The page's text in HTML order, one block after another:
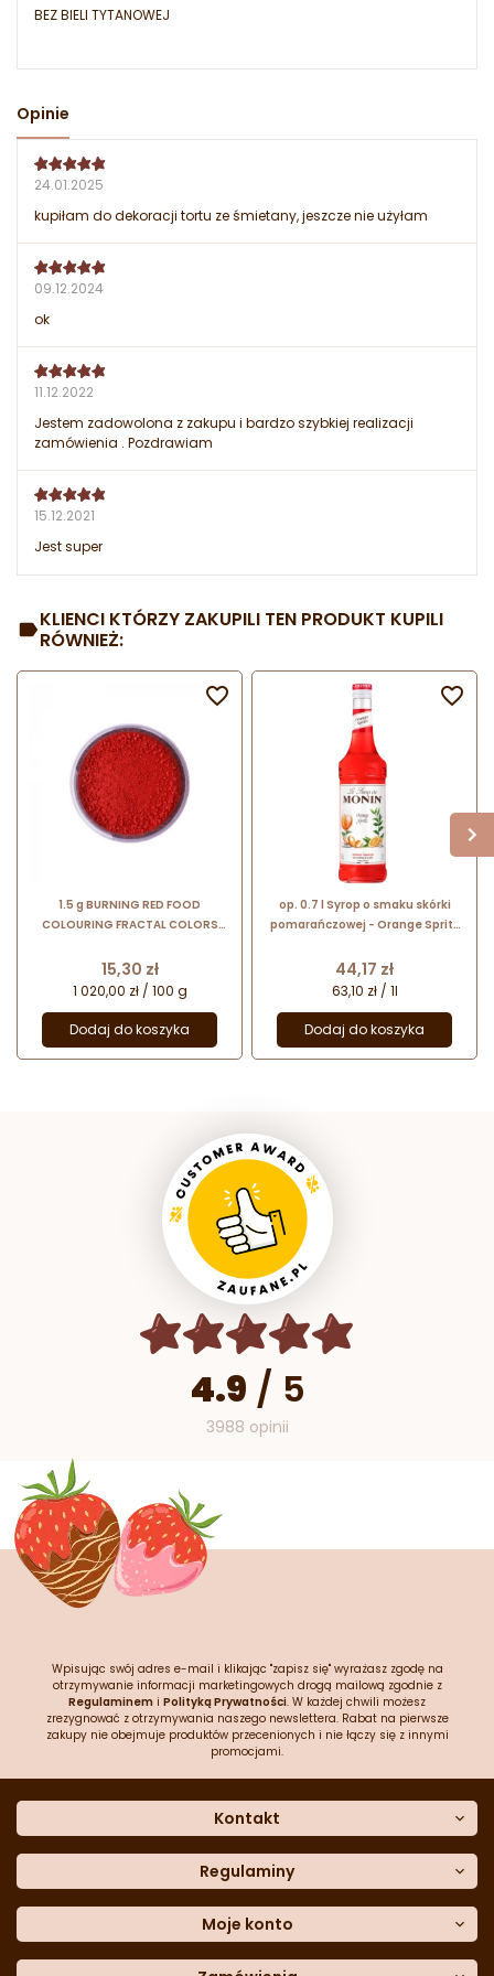
BEZ BIELI TYTANOWEJ
Opinie
24.01.2025
kupiłam do dekoracji tortu ze śmietany, jeszcze nie użyłam
09.12.2024
ok
11.12.2022
Jestem zadowolona z zakupu i bardzo szybkiej realizacji
zamówienia . Pozdrawiam
15.12.2021
Jest super
KLIENCI KTÓRZY ZAKUPILI TEN PRODUKT KUPILI
RÓWNIEŻ:
1.5 g BURNING RED FOOD
COLOURING FRACTAL COLORS
czerwony karminowy
Cena
15,30 zł
1 020,00 zł / 100 g
Dodaj do koszyka

op. 0.7 l Syrop o smaku skórki
pomarańczowej - Orange Spritz
butelka
Cena
44,17 zł
63,10 zł / 1l
Dodaj do koszyka

4.9 / 5
3988 opinii
Wpisując swój adres e-mail i klikając "zapisz się" wyrażasz zgodę na
otrzymywanie informacji marketingowych drogą mailową zgodnie z
Regulaminem i Polityką Prywatności. W każdej chwili możesz
zrezygnować z otrzymywania naszego newslettera. Rabat na pierwsze
zakupy nie obejmuje produktów przecenionych i nie łączy się z innymi
promocjami.
Kontakt
Dane kontaktowe
Często zadawane pytania
Sklep stacjonarny
Formularz kontaktowy
Blog
Regulaminy
Polityka prywatności
Polityka cookies
Polityka reklamacji
Moje konto